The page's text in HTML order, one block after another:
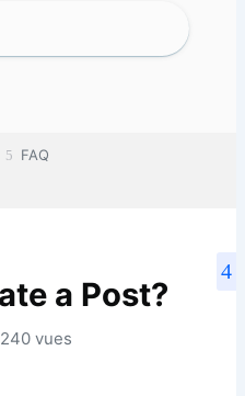
FAQ
a Post?
240 vues